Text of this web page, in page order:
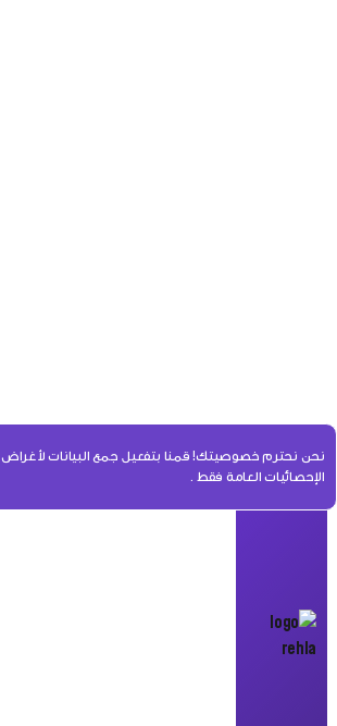
نحن نحترم خصوصيتك! قمنا بتفعيل جمع البيانات لأغراض
الإحصائيات العامة فقط .